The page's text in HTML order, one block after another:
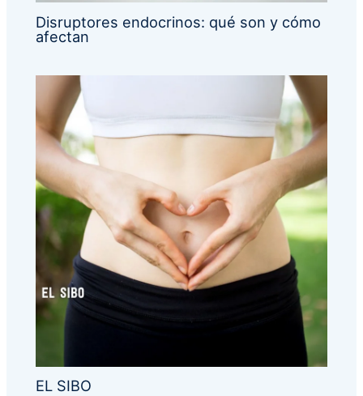
Disruptores endocrinos: qué son y cómo
afectan
EL SIBO